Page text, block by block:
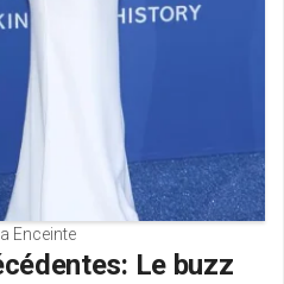
Enceinte
Le buzz